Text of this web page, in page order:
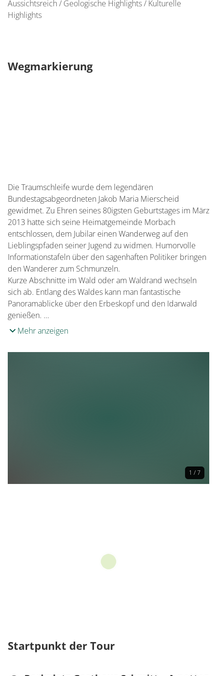
Aussichtsreich / Geologische Highlights / Kulturelle
Highlights
Wegmarkierung
Die Traumschleife wurde dem legendären
Bundestagsabgeordneten Jakob Maria Mierscheid
gewidmet. Zu Ehren seines 80igsten Geburtstages im März
2013 hatte sich seine Heimatgemeinde Morbach
entschlossen, dem Jubilar einen Wanderweg auf den
Lieblingspfaden seiner Jugend zu widmen. Humorvolle
Informationstafeln über den sagenhaften Politiker bringen
den Wanderer zum Schmunzeln.
Kurze Abschnitte im Wald oder am Waldrand wechseln
sich ab. Entlang des Waldes kann man fantastische
Panoramablicke über den Erbeskopf und den Idarwald
genießen. …
Mehr anzeigen
1 / 7
Startpunkt der Tour